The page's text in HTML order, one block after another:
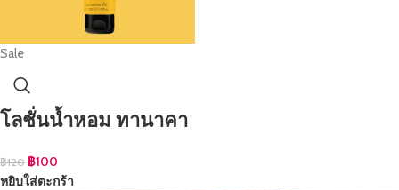
Sale
โลชั่นน้ำหอม ทานาคา
฿120 ฿100
หยิบใส่ตะกร้า